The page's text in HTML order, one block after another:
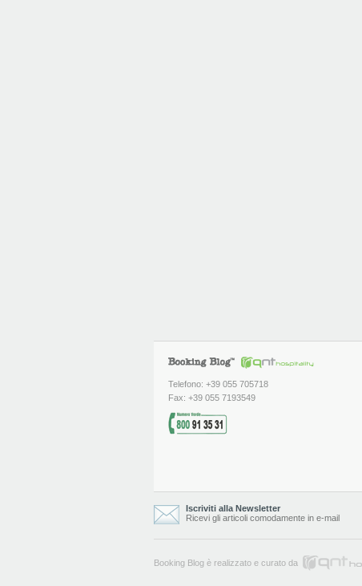
Telefono: +39 055 705718
Fax: +39 055 7193549
Iscriviti alla Newsletter
Ricevi gli articoli comodamente in e-mail
Booking Blog è realizzato e curato da